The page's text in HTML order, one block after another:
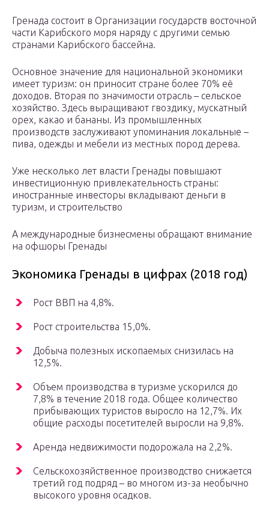
Гренада состоит в Организации государств восточной
части Карибского моря наряду с другими семью
странами Карибского бассейна.
Основное значение для национальной экономики
имеет туризм: он приносит стране более 70% её
доходов. Вторая по значимости отрасль – сельское
хозяйство. Здесь выращивают гвоздику, мускатный
орех, какао и бананы. Из промышленных
производств заслуживают упоминания локальные –
пива, одежды и мебели из местных пород дерева.
Уже несколько лет власти Гренады повышают
инвестиционную привлекательность страны:
иностранные инвесторы вкладывают деньги в
туризм, и строительство
А международные бизнесмены обращают внимание
на офшоры Гренады
Экономика Гренады в цифрах (2018 год)
Рост ВВП на 4,8%.
Рост строительства 15,0%.
Добыча полезных ископаемых снизилась на
12,5%.
Объем производства в туризме ускорился до
7,8% в течение 2018 года. Общее количество
прибывающих туристов выросло на 12,7%. Их
общие расходы посетителей выросли на 9,8%.
Аренда недвижимости подорожала на 2,2%.
Сельскохозяйственное производство снижается
третий год подряд – во многом из-за необычно
высокого уровня осадков.